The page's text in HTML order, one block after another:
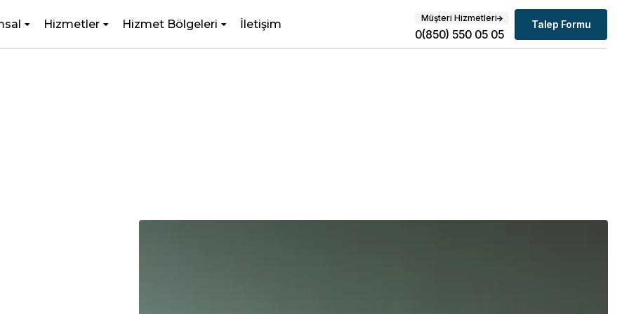
Hizmetler Hizmet Bölgeleri İletişim Müşteri Hizmetleri
0(850) 550 05 05
Talep Formu